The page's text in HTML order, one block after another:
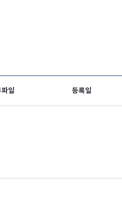
일 등록일